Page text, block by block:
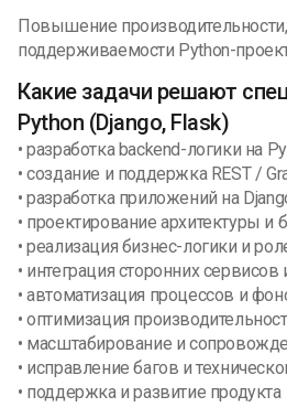
Повышение производительности,
поддерживаемости Python-
Какие задачи решают
Python (Django, Flask)
• разработка backend-логики на
• создание и поддержка REST /
• разработка приложений на
• проектирование архитектуры и
• реализация бизнес-логики и
• интеграция сторонних
• автоматизация процессов и
• оптимизация
• масштабирование и
• исправление багов и
• поддержка и развитие продукта